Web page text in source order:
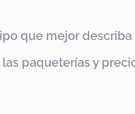
que mejor describa
las paqueterías y